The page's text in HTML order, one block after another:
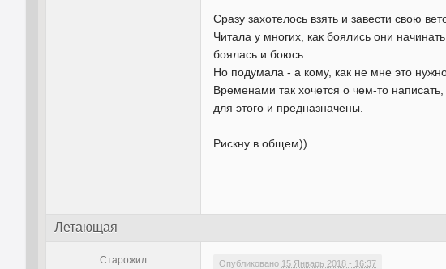
Сразу захотелось взять и завести свою
Читала у многих, как боялись они
боялась и боюсь....
Но подумала - а кому, как не мне это
Временами так хочется о чем-то написать,
для этого и предназначены.
Рискну в общем))
Летающая
Старожил Опубликовано 15 Январь 2018 - 16:37